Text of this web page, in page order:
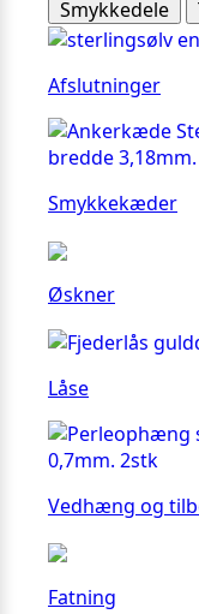
Smykkedele
Afslutninger
Smykkekæder
Øskner
Låse
Vedhæng og
Fatning